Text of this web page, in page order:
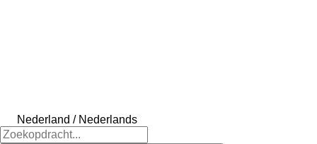
Nederland / Nederlands